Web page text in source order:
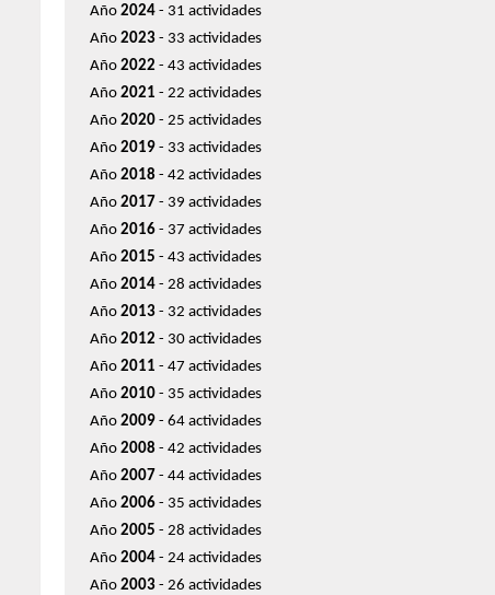
Año 2024 - 31 actividades
Año 2023 - 33 actividades
Año 2022 - 43 actividades
Año 2021 - 22 actividades
Año 2020 - 25 actividades
Año 2019 - 33 actividades
Año 2018 - 42 actividades
Año 2017 - 39 actividades
Año 2016 - 37 actividades
Año 2015 - 43 actividades
Año 2014 - 28 actividades
Año 2013 - 32 actividades
Año 2012 - 30 actividades
Año 2011 - 47 actividades
Año 2010 - 35 actividades
Año 2009 - 64 actividades
Año 2008 - 42 actividades
Año 2007 - 44 actividades
Año 2006 - 35 actividades
Año 2005 - 28 actividades
Año 2004 - 24 actividades
Año 2003 - 26 actividades